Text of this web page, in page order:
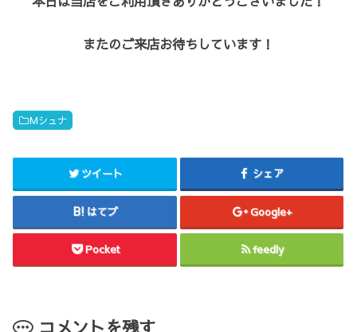
またのご来店お待ちしています！
Mシュナ
ツイート シェア
はてブ Google+
Pocket feedly